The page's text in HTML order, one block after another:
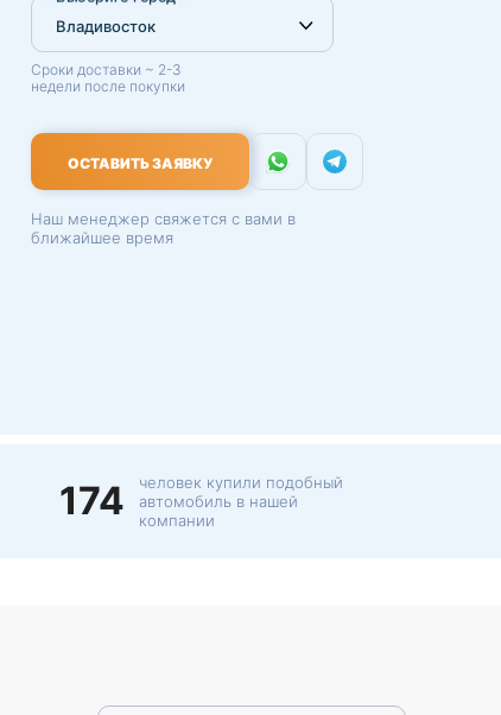
Сроки доставки ~ 2-3
недели после покупки
ОСТАВИТЬ ЗАЯВКУ
Наш менеджер свяжется с вами в
ближайшее время
174
человек купили подобный
автомобиль в нашей
компании